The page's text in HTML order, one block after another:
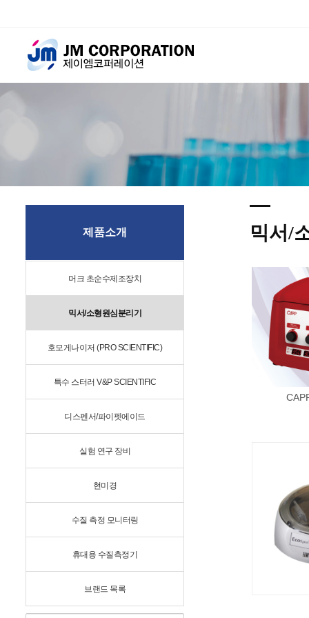
제품소개
머크 초순수제조장치
믹서/소형원심분리기
호모게나이저 (PRO SCIENTIFIC)
특수 스터러 V&P SCIENTIFIC
디스펜서/파이펫에이드
실험 연구 장비
현미경
수질 측정 모니터링
휴대용 수질측정기
브랜드 목록
믹서/